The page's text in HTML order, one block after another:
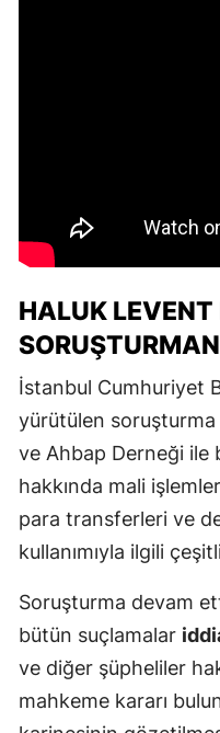
HALUK
İstanbul Cumhuriyet
yürütülen soruşturma
ve Ahbap Derneği ile
hakkında mali
para transferleri ve
kullanımıyla ilgili
Soruşturma devam
bütün suçlamalar
ve diğer şüpheliler
mahkeme kararı